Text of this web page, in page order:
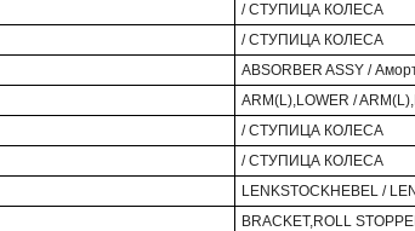
/ СТУПИЦА КОЛЕСА
/ СТУПИЦА КОЛЕСА
ABSORBER ASSY /
ARM(L),LOWER /
/ СТУПИЦА КОЛЕСА
/ СТУПИЦА КОЛЕСА
LENKSTOCKHEBEL /
BRACKET,ROLL